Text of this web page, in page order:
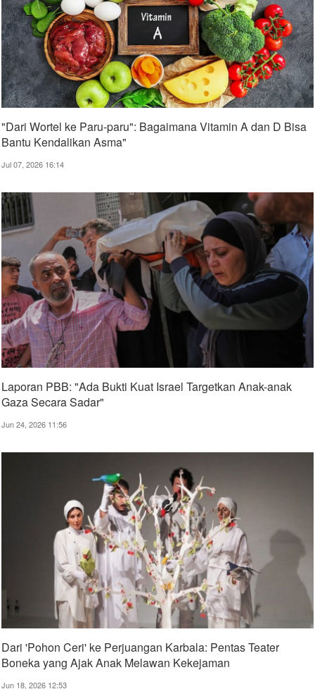
"Dari Wortel ke Paru-paru": Bagaimana Vitamin A dan D Bisa
Bantu Kendalikan Asma"
Jul 07, 2026 16:14
Laporan PBB: "Ada Bukti Kuat Israel Targetkan Anak-anak
Gaza Secara Sadar"
Jun 24, 2026 11:56
Dari 'Pohon Ceri' ke Perjuangan Karbala: Pentas Teater
Boneka yang Ajak Anak Melawan Kekejaman
Jun 18, 2026 12:53